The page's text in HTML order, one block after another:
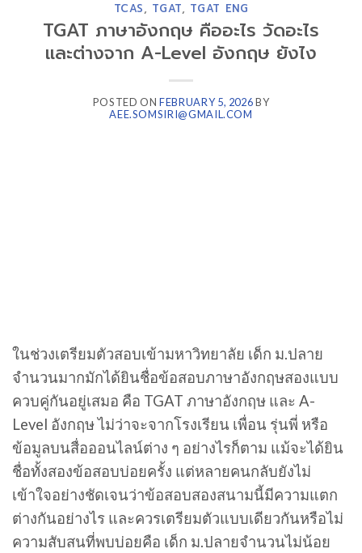
TCAS, TGAT, TGAT ENG
TGAT ภาษาอังกฤษ คืออะไร วัดอะไร
และต่างจาก A-Level อังกฤษ ยังไง
POSTED ONFEBRUARY 5, 2026BY
AEE.SOMSIRI@GMAIL.COM
ในช่วงเตรียมตัวสอบเข้ามหาวิทยาลัย เด็ก ม.ปลาย
จำนวนมากมักได้ยินชื่อข้อสอบภาษาอังกฤษสองแบบ
ควบคู่กันอยู่เสมอ คือ TGAT ภาษาอังกฤษ และ A-
Level อังกฤษ ไม่ว่าจะจากโรงเรียน เพื่อน รุ่นพี่ หรือ
ข้อมูลบนสื่อออนไลน์ต่าง ๆ อย่างไรก็ตาม แม้จะได้ยิน
ชื่อทั้งสองข้อสอบบ่อยครั้ง แต่หลายคนกลับยังไม่
เข้าใจอย่างชัดเจนว่าข้อสอบสองสนามนี้มีความแตก
ต่างกันอย่างไร และควรเตรียมตัวแบบเดียวกันหรือไม่
ความสับสนที่พบบ่อยคือ เด็ก ม.ปลายจำนวนไม่น้อย